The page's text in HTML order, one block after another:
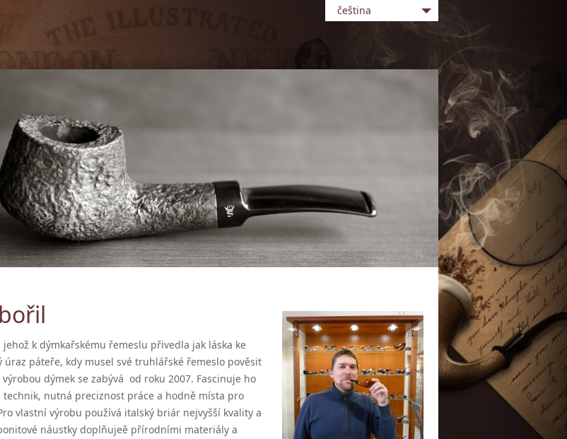
čeština
k dýmkařskému řemeslu přivedla jak láska ke
úraz páteře, kdy musel své truhlářské řemeslo pověsit
dýmek se zabývá od roku 2007. Fascinuje ho
technik, nutná preciznost práce a hodně místa pro
vlastní výrobu používá italský briár nejvyšší kvality a
náustky doplňujeě přírodními materiály a